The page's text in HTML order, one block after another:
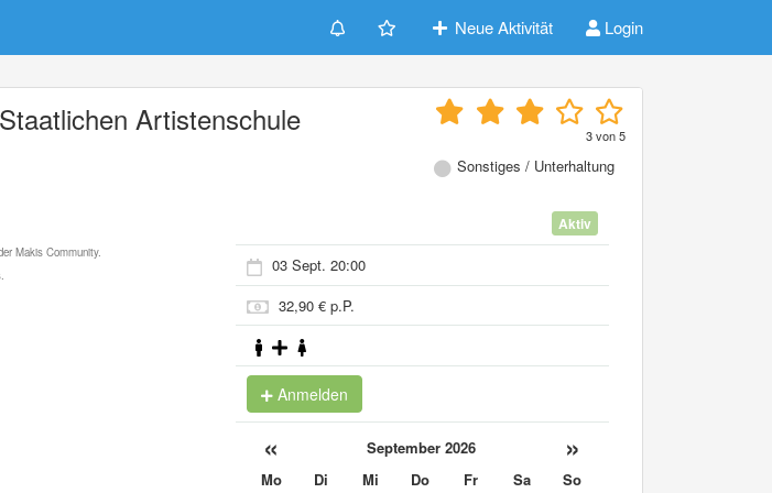
Neue Aktivität Login
Artistenschule 3von5
Sonstiges / Unterhaltung
Makis Community.
Aktiv
03 Sept. 20:00
32,90 € p.P.
Anmelden
« September 2026 »
Mo Di Mi Do Fr Sa
So